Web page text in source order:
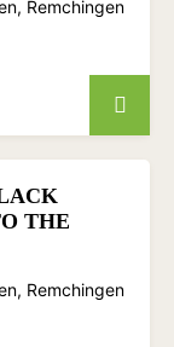
Remchingen
THE
Remchingen